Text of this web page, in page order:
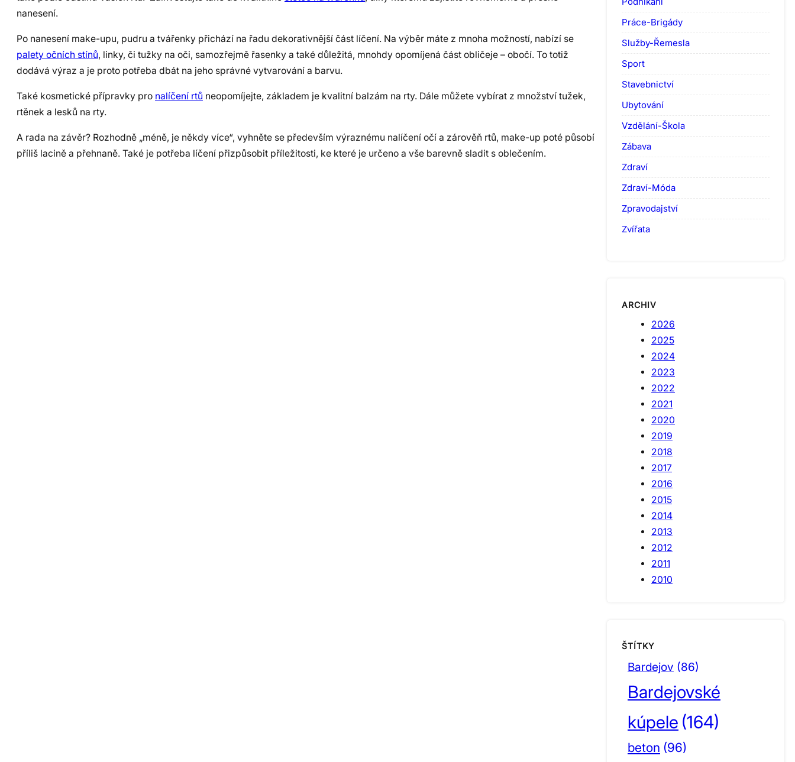
nanesení.
Po nanesení make-upu, pudru a tvářenky přichází na řadu dekorativnější část líčení. Na výběr máte z mnoha možností, nabízí se
palety očních stínů, linky, či tužky na oči, samozřejmě řasenky a také důležitá, mnohdy opomíjená část obličeje – obočí. To totiž
dodává výraz a je proto potřeba dbát na jeho správné vytvarování a barvu.
Také kosmetické přípravky pro nalíčení rtů neopomíjejte, základem je kvalitní balzám na rty. Dále můžete vybírat z množství tužek,
rtěnek a lesků na rty.
A rada na závěr? Rozhodně „méně, je někdy více“, vyhněte se především výraznému nalíčení očí a zárověň rtů, make-up poté působí
příliš lacině a přehnaně. Také je potřeba líčení přizpůsobit příležitosti, ke které je určeno a vše barevně sladit s oblečením.
Práce-Brigády
Služby-Řemesla
Sport
Stavebnictví
Ubytování
Vzdělání-Škola
Zábava
Zdraví
Zdraví-Móda
Zpravodajství
Zvířata
ARCHIV
2026
2025
2024
2023
2022
2021
2020
2019
2018
2017
2016
2015
2014
2013
2012
2011
2010
ŠTÍTKY
Bardejov (86)
Bardejovské
kúpele (164)
beton (96)